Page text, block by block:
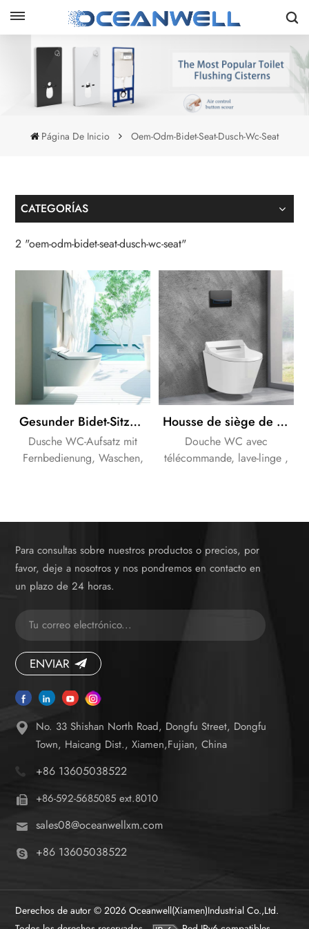
Página De Inicio Oem-Odm-Bidet-Seat-Dusch-Wc-Seat
CATEGORÍAS
2 "oem-odm-bidet-seat-dusch-wc-seat"
Gesunder Bidet-Sitzbezug zur Entfernung von Kalzium
Dusche WC-Aufsatz mit
Fernbedienung, Waschen,
Housse de siège de bidet électronique avec fonction douche
Douche WC avec
télécommande, lave-linge ,
Para consultas sobre nuestros productos o precios, por
favor, deje a nosotros y nos pondremos en contacto en
un plazo de 24 horas.
ENVIAR
No. 33 Shishan North Road, Dongfu Street, Dongfu
Town, Haicang Dist., Xiamen,Fujian, China
+86 13605038522
+86-592-5685085 ext.8010
sales08@oceanwellxm.com
+86 13605038522
Derechos de autor © 2026 Oceanwell(Xiamen)Industrial Co.,Ltd.